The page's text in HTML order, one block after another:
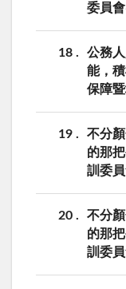
委員
18
公務
能，
保障
19
不分
的那
訓委員
20
不分
的那
訓委員